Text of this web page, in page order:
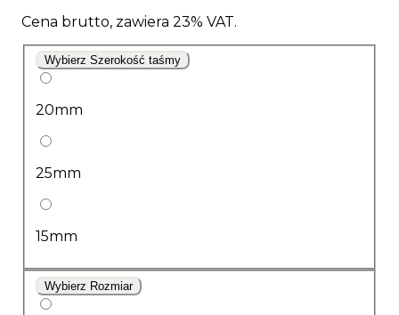
Cena brutto, zawiera 23% VAT.
Wybierz Szerokość taśmy
20mm
25mm
15mm
Wybierz Rozmiar